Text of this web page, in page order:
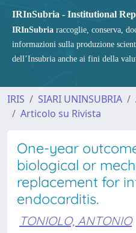
IRInSubria - Institutional
IRInSubria raccoglie, conserva,
informazioni sulla produzione
dell’Insubria anche ai fini della
IRIS SIARI UNINSUBRIA
Articolo su Rivista
One-year
biological or
replacement for
endocarditis.
TONIOLO, ANTONIO